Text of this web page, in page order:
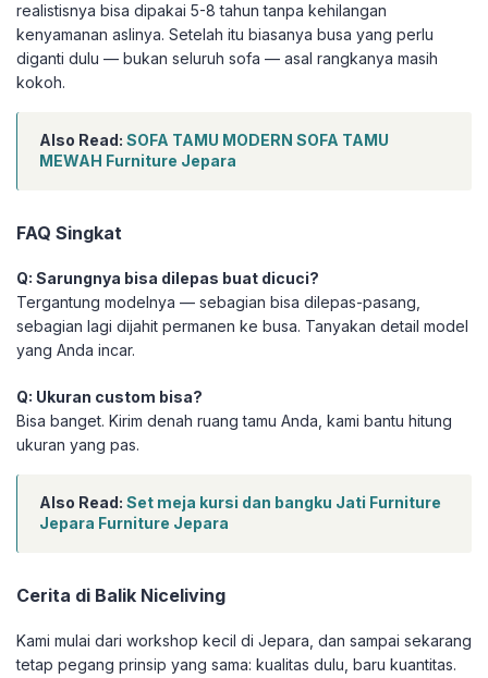
realistisnya bisa dipakai 5-8 tahun tanpa kehilangan
kenyamanan aslinya. Setelah itu biasanya busa yang perlu
diganti dulu — bukan seluruh sofa — asal rangkanya masih
kokoh.
Also Read: SOFA TAMU MODERN SOFA TAMU
MEWAH Furniture Jepara
FAQ Singkat
Q: Sarungnya bisa dilepas buat dicuci?
Tergantung modelnya — sebagian bisa dilepas-pasang,
sebagian lagi dijahit permanen ke busa. Tanyakan detail model
yang Anda incar.
Q: Ukuran custom bisa?
Bisa banget. Kirim denah ruang tamu Anda, kami bantu hitung
ukuran yang pas.
Also Read: Set meja kursi dan bangku Jati Furniture
Jepara Furniture Jepara
Cerita di Balik Niceliving
Kami mulai dari workshop kecil di Jepara, dan sampai sekarang
tetap pegang prinsip yang sama: kualitas dulu, baru kuantitas.